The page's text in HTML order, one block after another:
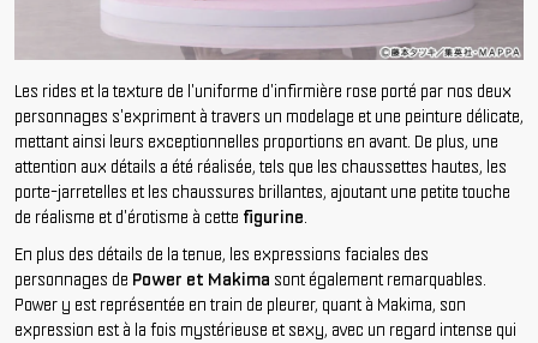
Les rides et la texture de l'uniforme d'infirmière rose porté par nos deux
personnages s'expriment à travers un modelage et une peinture délicate,
mettant ainsi leurs exceptionnelles proportions en avant. De plus, une
attention aux détails a été réalisée, tels que les chaussettes hautes, les
porte-jarretelles et les chaussures brillantes, ajoutant une petite touche
de réalisme et d'érotisme à cette figurine.
En plus des détails de la tenue, les expressions faciales des
personnages de Power et Makima sont également remarquables.
Power y est représentée en train de pleurer, quant à Makima, son
expression est à la fois mystérieuse et sexy, avec un regard intense qui